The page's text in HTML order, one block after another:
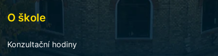
O škole
Konzultační hodiny